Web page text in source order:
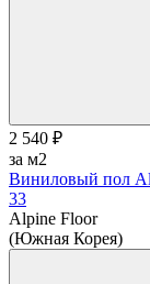
2 540 ₽
за м2
Виниловый пол
33
Alpine Floor
(Южная Корея)